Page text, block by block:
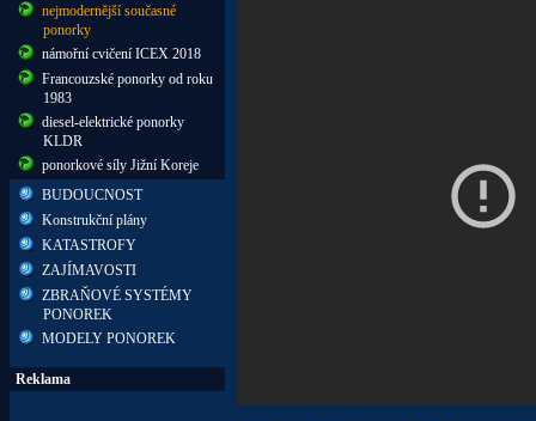
nejmodernější současné
ponorky
námořní cvičení ICEX 2018
Francouzské ponorky od roku
1983
diesel-elektrické ponorky
KLDR
ponorkové síly Jižní Koreje
BUDOUCNOST
Konstrukční plány
KATASTROFY
ZAJÍMAVOSTI
ZBRAŇOVÉ SYSTÉMY
PONOREK
MODELY PONOREK
Reklama